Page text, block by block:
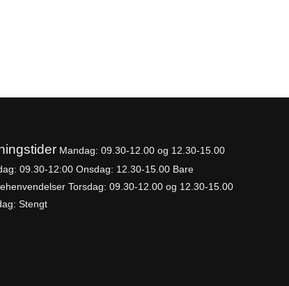
Mandag: 09.30-12.00 og 12.30-15.00
09.30-12:00 Onsdag: 12.30-15.00 Bare
Torsdag: 09.30-12.00 og 12.30-15.00
Stengt